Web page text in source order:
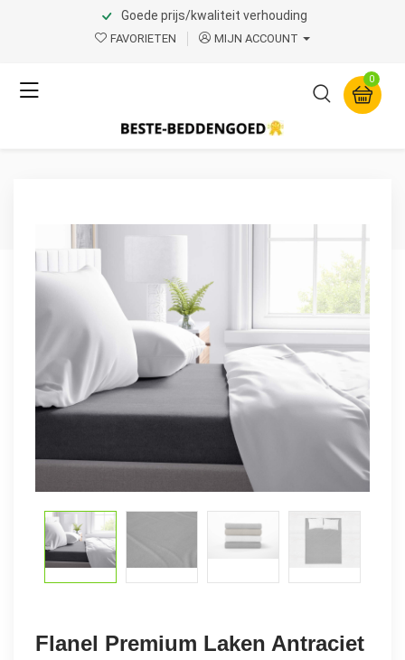
Goede prijs/kwaliteit verhouding
FAVORIETEN MIJN ACCOUNT
0
Home Product Page v.1
Flanel Premium Laken
Antraciet 200 x 250
Flanel Premium Laken Antraciet